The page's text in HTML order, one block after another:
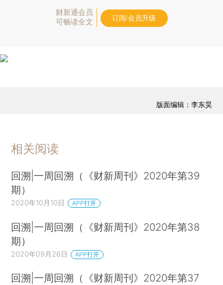
财新通会员
可畅读全文
订阅/会员升级
版面编辑：李东昊
相关阅读
回溯|一周回溯（《财新周刊》2020年第39
期）
2020年10月10日 APP打开
回溯|一周回溯（《财新周刊》2020年第38
期）
2020年09月26日 APP打开
回溯|一周回溯（《财新周刊》2020年第37